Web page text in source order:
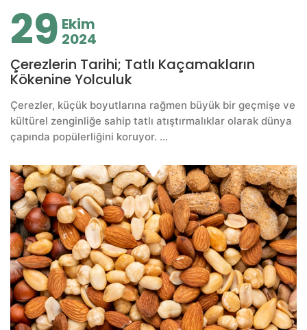
29 Ekim
2024
Çerezlerin Tarihi; Tatlı Kaçamakların
Kökenine Yolculuk
Çerezler, küçük boyutlarına rağmen büyük bir geçmişe ve
kültürel zenginliğe sahip tatlı atıştırmalıklar olarak dünya
çapında popülerliğini koruyor. ...